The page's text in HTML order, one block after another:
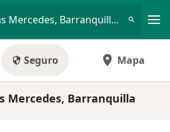
Psicólogo • Las Mercedes, Barranquilla, Atlántico
Seguro Mapa
Mercedes, Barranquilla